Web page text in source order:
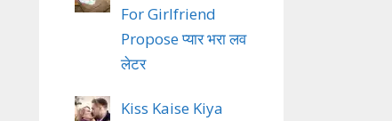
For Girlfriend
Propose प्यार भरा लव
लेटर
Kiss Kaise Kiya